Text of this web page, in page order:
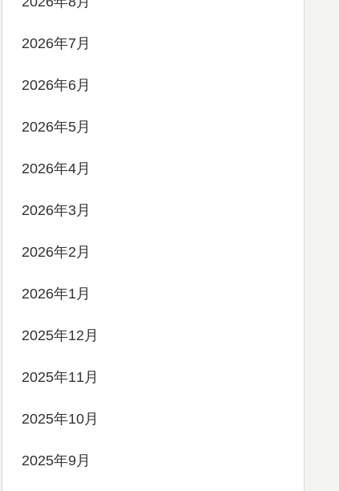
2026年7月
2026年6月
2026年5月
2026年4月
2026年3月
2026年2月
2026年1月
2025年12月
2025年11月
2025年10月
2025年9月